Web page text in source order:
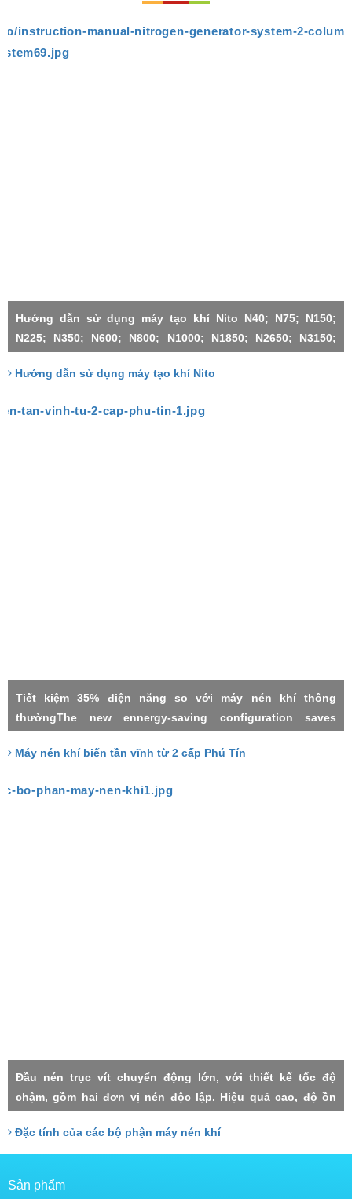
Hướng dẫn sử dụng máy tạo khí Nito N40; N75; N150;
N225; N350; N600; N800; N1000; N1850; N2650; N3150;
N4500X4; N4500X5; N4500X6;
Hướng dẫn sử dụng máy tạo khí Nito
Tiết kiệm 35% điện năng so với máy nén khí thông
thườngThe new ennergy-saving configuration saves
frequency machineMáy nén khí 2 cấpMáy nén khí biến tần
Máy nén khí biến tần vĩnh từ 2 cấp Phú Tín
Đầu nén trục vít chuyển động lớn, với thiết kế tốc độ
chậm, gồm hai đơn vị nén độc lập. Hiệu quả cao, độ ồn
thấp, thất thoát nhỏ, Hai cấp trục vít đảm nhận với công
xuất tương đồng, do đó chịu lực nhỏ, tuổi thọ cao.
Đặc tính của các bộ phận máy nén khí
Sản phẩm